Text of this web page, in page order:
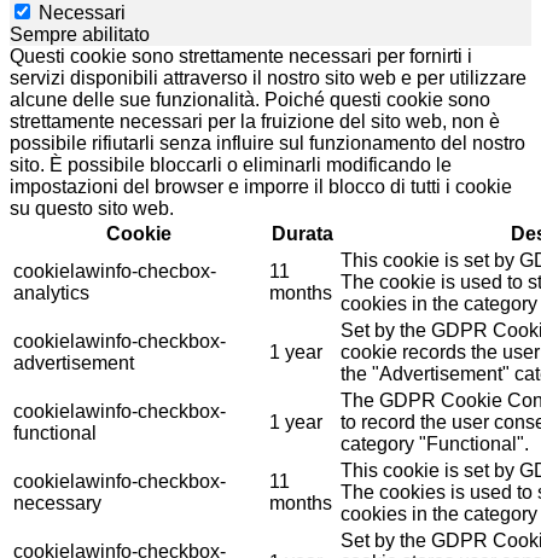
Necessari
Sempre abilitato
Questi cookie sono strettamente necessari per fornirti i
servizi disponibili attraverso il nostro sito web e per utilizzare
alcune delle sue funzionalità. Poiché questi cookie sono
strettamente necessari per la fruizione del sito web, non è
possibile rifiutarli senza influire sul funzionamento del nostro
sito. È possibile bloccarli o eliminarli modificando le
impostazioni del browser e imporre il blocco di tutti i cookie
su questo sito web.
Cookie
Durata
cookielawinfo-checbox-
analytics
11
months
This cookie is set by
The cookie is used to
cookies in the
cookielawinfo-checkbox-
advertisement
1 year
Set by the GDPR
cookie records the
the "Advertisement"
cookielawinfo-checkbox-
functional
1 year
The GDPR Cookie
to record the user
category "Functional".
cookielawinfo-checkbox-
necessary
11
months
This cookie is set by
The cookies is used to
cookies in the
cookielawinfo-checkbox-
Set by the GDPR